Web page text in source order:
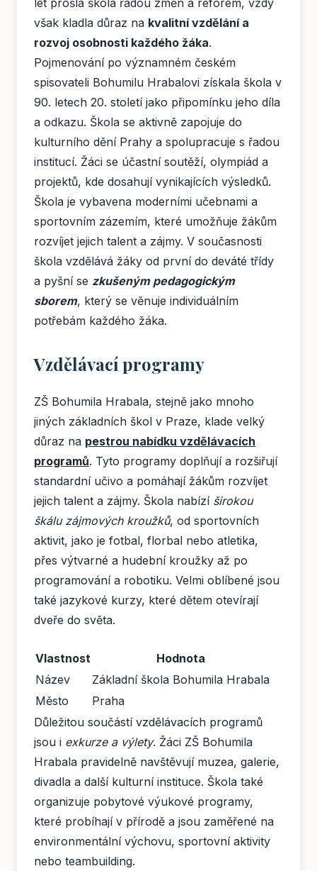
však kladla důraz na kvalitní vzdělání a
rozvoj osobnosti každého žáka.
Pojmenování po významném českém
spisovateli Bohumilu Hrabalovi získala škola v
90. letech 20. století jako připomínku jeho díla
a odkazu. Škola se aktivně zapojuje do
kulturního dění Prahy a spolupracuje s řadou
institucí. Žáci se účastní soutěží, olympiád a
projektů, kde dosahují vynikajících výsledků.
Škola je vybavena moderními učebnami a
sportovním zázemím, které umožňuje žákům
rozvíjet jejich talent a zájmy. V současnosti
škola vzdělává žáky od první do deváté třídy
a pyšní se zkušeným pedagogickým
sborem, který se věnuje individuálním
potřebám každého žáka.
Vzdělávací programy
ZŠ Bohumila Hrabala, stejně jako mnoho
jiných základních škol v Praze, klade velký
důraz na pestrou nabídku vzdělávacích
programů. Tyto programy doplňují a rozšiřují
standardní učivo a pomáhají žákům rozvíjet
jejich talent a zájmy. Škola nabízí širokou
škálu zájmových kroužků, od sportovních
aktivit, jako je fotbal, florbal nebo atletika,
přes výtvarné a hudební kroužky až po
programování a robotiku. Velmi oblíbené jsou
také jazykové kurzy, které dětem otevírají
dveře do světa.
Vlastnost
Hodnota
Název
Základní škola Bohumila Hrabala
Město
Praha
Důležitou součástí vzdělávacích programů
jsou i exkurze a výlety. Žáci ZŠ Bohumila
Hrabala pravidelně navštěvují muzea, galerie,
divadla a další kulturní instituce. Škola také
organizuje pobytové výukové programy,
které probíhají v přírodě a jsou zaměřené na
environmentální výchovu, sportovní aktivity
nebo teambuilding.